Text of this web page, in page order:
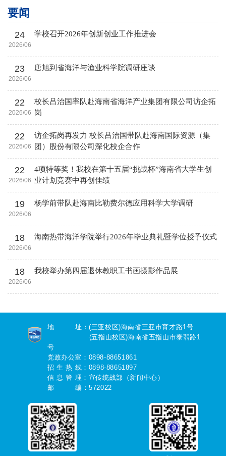
要闻
24
2026/06
学校召开2026年创新创业工作推进会
23
2026/06
唐旭到省海洋与渔业科学院调研座谈
22
2026/06
校长吕治国率队赴海南省海洋产业集团有限公司访企拓
岗
22
2026/06
访企拓岗再发力 校长吕治国带队赴海南国际资源（集
团）股份有限公司深化校企合作
22
2026/06
4项特等奖！我校在第十五届“挑战杯”海南省大学生创
业计划竞赛中再创佳绩
19
2026/06
杨学前带队赴海南比勒费尔德应用科学大学调研
18
2026/06
海南热带海洋学院举行2026年毕业典礼暨学位授予仪式
18
2026/06
我校举办第四届退休教职工书画摄影作品展
地 址：(三亚校区)海南省三亚市育才路1号
(五指山校区)海南省五指山市泰翡路1
号
党政办公室：0898-88651861
招 生 热 线：0898-88651897
信 息 管 理：宣传统战部（新闻中心）
邮 编：572022